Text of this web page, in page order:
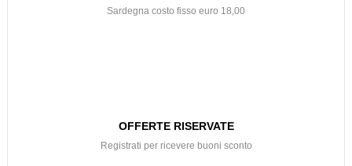
Sardegna costo fisso euro 18,00
OFFERTE RISERVATE
Registrati per ricevere buoni sconto